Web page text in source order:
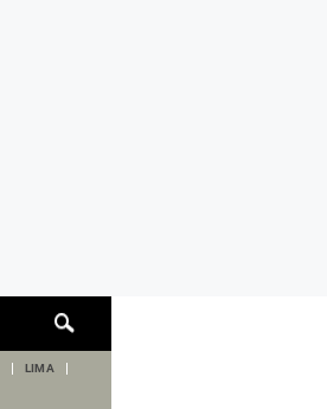
de
LIMA